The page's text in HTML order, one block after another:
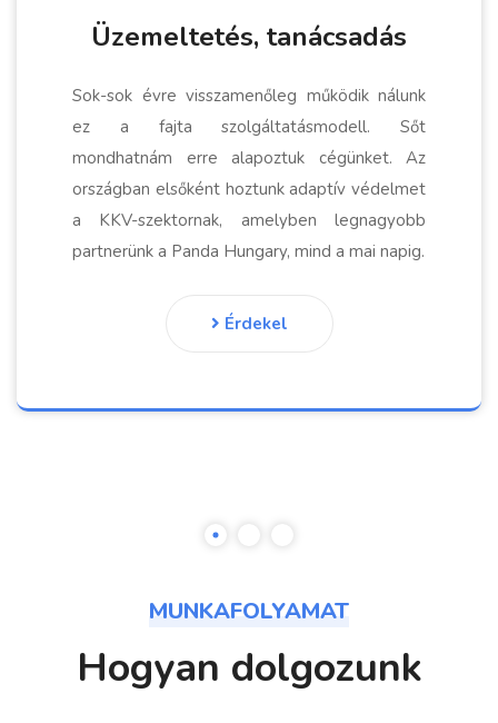
Üzemeltetés, tanácsadás
Sok-sok évre visszamenőleg működik nálunk
ez a fajta szolgáltatásmodell. Sőt
mondhatnám erre alapoztuk cégünket. Az
országban elsőként hoztunk adaptív védelmet
a KKV-szektornak, amelyben legnagyobb
partnerünk a Panda Hungary, mind a mai napig.
Érdekel
MUNKAFOLYAMAT
Hogyan dolgozunk